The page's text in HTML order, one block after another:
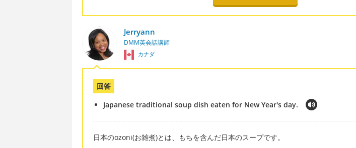
Jerryann
DMM英会話講師
カナダ
回答
Japanese traditional soup dish eaten for New Year's day.
日本のozoni(お雑煮)とは、もちを含んだ日本のスープです。